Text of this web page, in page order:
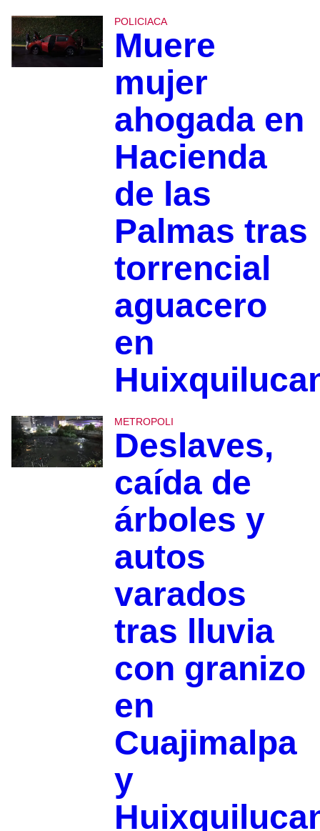
POLICIACA
Muere
mujer
ahogada en
Hacienda
de las
Palmas tras
torrencial
aguacero
en
METROPOLI
Deslaves,
caída de
árboles y
autos
varados
tras lluvia
con granizo
en
Cuajimalpa
y